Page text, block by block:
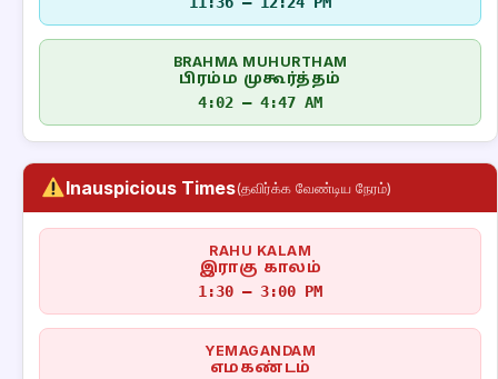
BRAHMA MUHURTHAM
பிரம்ம முகூர்த்தம்
4:02 – 4:47 AM
Inauspicious Times(தவிர்க்க வேண்டிய நேரம்)
RAHU KALAM
இராகு காலம்
1:30 – 3:00 PM
YEMAGANDAM
எமகண்டம்